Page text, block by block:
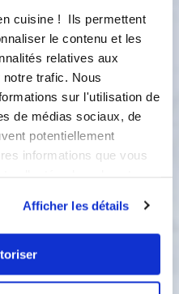
cuisine ! Ils permettent
le contenu et les
relatives aux
trafic. Nous
sur l'utilisation de
de médias sociaux, de
potentiellement
informations que vous
Afficher les détails
Liste de courses
de boeuf hachée
cuisinée